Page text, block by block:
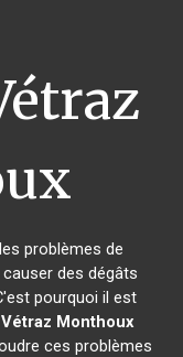
problèmes de
des dégâts
pourquoi il est
Vétraz Monthoux
ces problèmes